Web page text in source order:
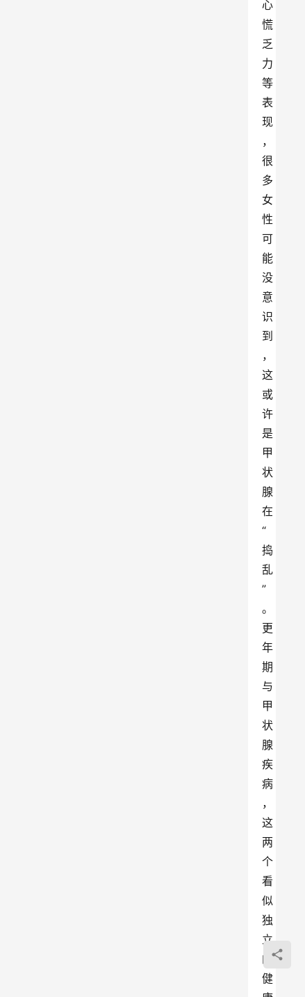
心
慌
乏
力
等
表
现
，
很
多
女
性
可
能
没
意
识
到
，
这
或
许
是
甲
状
腺
在
“
捣
乱
”
。
更
年
期
与
甲
状
腺
疾
病
，
这
两
个
看
似
独
立
的
健